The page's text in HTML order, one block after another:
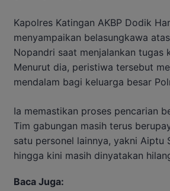
Kapolres Katingan AKBP Dodik
menyampaikan belasungkawa
Nopandri saat menjalankan tugas
Menurut dia, peristiwa tersebut
mendalam bagi keluarga besar
Ia memastikan proses pencarian
Tim gabungan masih terus
satu personel lainnya, yakni Aiptu
hingga kini masih dinyatakan
Baca Juga: